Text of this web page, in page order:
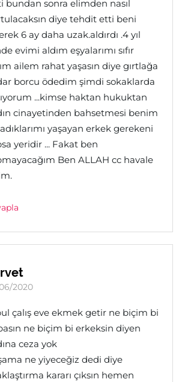
bundan sonra elimden nasıl
diye tehdit etti beni
6 ay daha uzak.aldırdı .4 yıl
evimi aldım eşyalarımı sıfır
ailem rahat yaşasın diye gırtlağa
borcu ödedim şimdi sokaklarda
...kimse haktan hukuktan
cinayetinden bahsetmesi benim
yaşayan erkek gerekeni
yeridir ... Fakat ben
Ben ALLAH cc havale
2020
çalış eve ekmek getir ne biçim bi
ne biçim bi erkeksin diyen
ceza yok
ne yiyeceğiz dedi diye
kararı çıksın hemen